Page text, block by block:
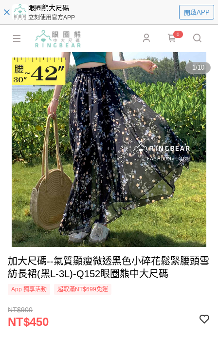
眼圈熊大尺碼
立刻使用官方APP
開啟APP
0
1/10
加大尺碼--氣質顯瘦微透黑色小碎花鬆緊腰頭雪
紡長裙(黑L-3L)-Q152眼圈熊中大尺碼
App 獨享活動 超取滿NT$699免運
NT$900
NT$450